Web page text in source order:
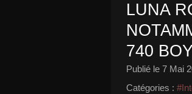
LUNA
740
Publié le 7 Mai
Catégories :